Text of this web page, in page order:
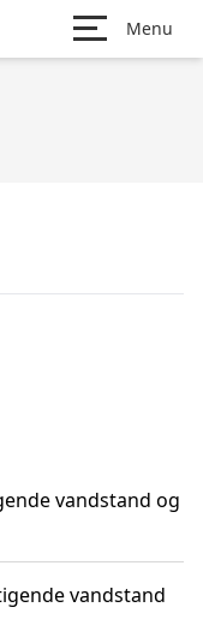
Menu
vandstand og
vandstand